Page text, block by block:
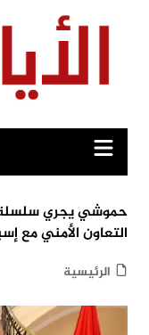
حموشي يجري سلسلة
التعاون الأمني مع
الرئيسية